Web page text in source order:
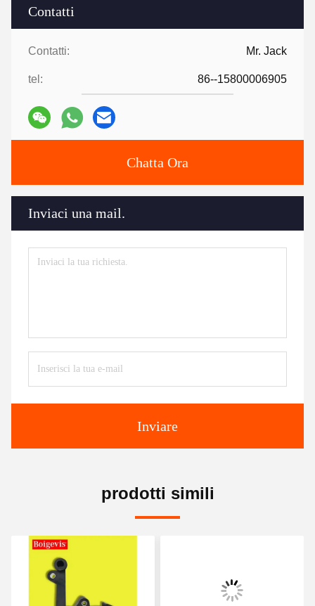
Contatti
Contatti: Mr. Jack
tel: 86--15800006905
Chatta Ora
Inviaci una mail.
Inviare
prodotti simili